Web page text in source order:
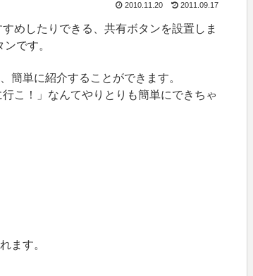
2010.11.20 2011.09.17
めしたりできる、共有ボタンを設置しま
です。
簡単に紹介することができます。
こ！」なんてやりとりも簡単にできちゃ
ます。